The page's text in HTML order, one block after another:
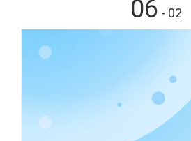
06 - 02